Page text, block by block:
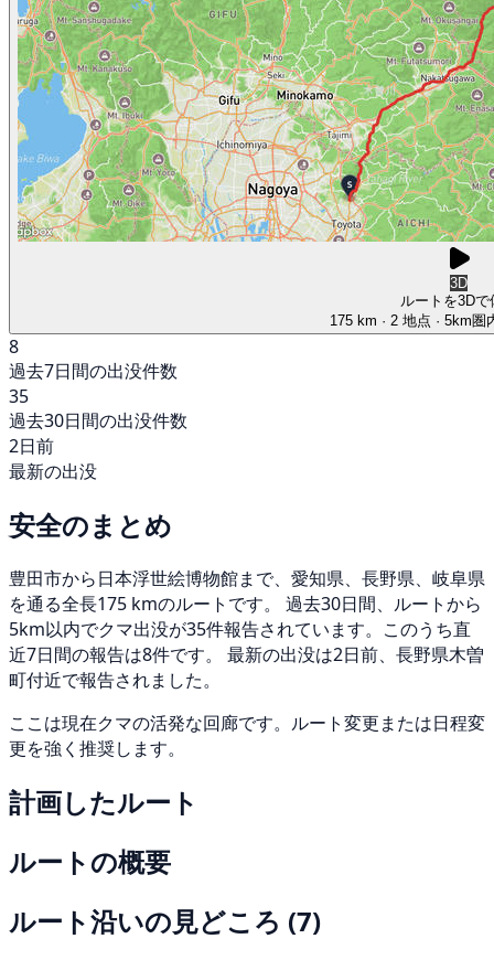
3D
ルートを3Dで
175 km · 2 地点 · 5km圏
8
過去7日間の出没件数
35
過去30日間の出没件数
2日前
最新の出没
安全のまとめ
豊田市から日本浮世絵博物館まで、愛知県、長野県、岐阜県
を通る全長175 kmのルートです。 過去30日間、ルートから
5km以内でクマ出没が35件報告されています。このうち直
近7日間の報告は8件です。 最新の出没は2日前、長野県木曽
町付近で報告されました。
ここは現在クマの活発な回廊です。ルート変更または日程変
更を強く推奨します。
計画したルート
ルートの概要
ルート沿いの見どころ (7)